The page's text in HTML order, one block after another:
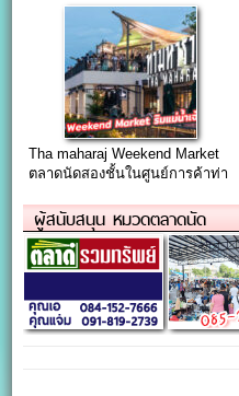
Tha maharaj Weekend Market
ตลาดนัดสองชั้นในศูนย์การค้าท่า
ผู้สนับสนุน หมวดตลาดนัด